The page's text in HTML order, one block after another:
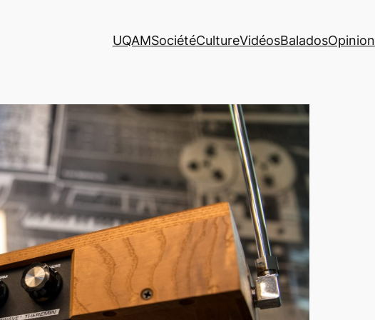
UQAMSociétéCultureVidéosBaladosOpinion